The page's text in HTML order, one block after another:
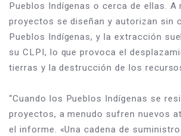
Pueblos Indígenas o cerca de ellas. A
proyectos se diseñan y autorizan sin
Pueblos Indígenas, y la extracción
su CLPI, lo que provoca el
tierras y la destrucción de los
“Cuando los Pueblos Indígenas se
proyectos, a menudo sufren nuevos
el informe. «Una cadena de